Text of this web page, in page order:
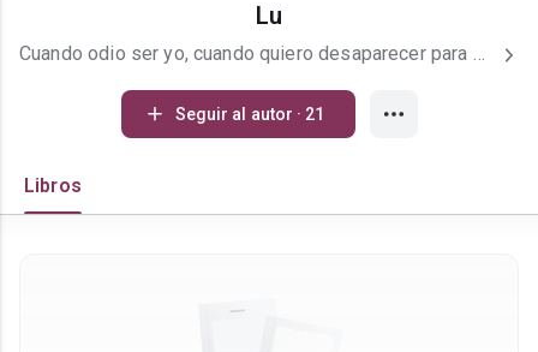
Lu
Cuando odio ser yo, cuando quiero desaparecer para siempre, abro una puerta. Allí se encuentra tu corazón
Seguir al autor · 21
Libros